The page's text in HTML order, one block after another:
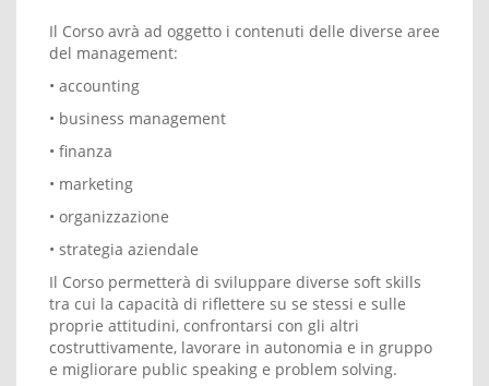
Il Corso avrà ad oggetto i contenuti delle diverse aree
del management:
• accounting
• business management
• finanza
• marketing
• organizzazione
• strategia aziendale
Il Corso permetterà di sviluppare diverse soft skills
tra cui la capacità di riflettere su se stessi e sulle
proprie attitudini, confrontarsi con gli altri
costruttivamente, lavorare in autonomia e in gruppo
e migliorare public speaking e problem solving.